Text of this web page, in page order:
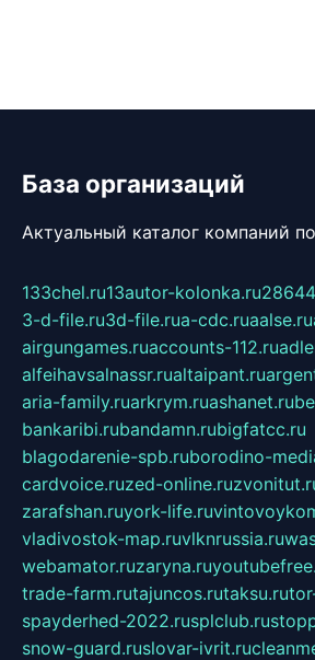
База организаций
Актуальный каталог компаний
133chel.ru13autor-kolonka.ru
3-d-file.ru3d-file.rua-cdc.ruaalse.ru
airgungames.ruaccounts-112.ru
alfeihavsalnassr.rualtaipant.ru
aria-family.ruarkrym.ruashanet.ru
bankaribi.rubandamn.rubigfatcc.ru
blagodarenie-spb.ruborodino-
cardvoice.ruzed-online.ru
zarafshan.ruyork-life.ru
vladivostok-map.ruvlknrussia.ru
webamator.ruzaryna.ru
trade-farm.rutajuncos.rutaksu.ru
spayderhed-2022.rusplclub.ru
snow-guard.ruslovar-ivrit.ru